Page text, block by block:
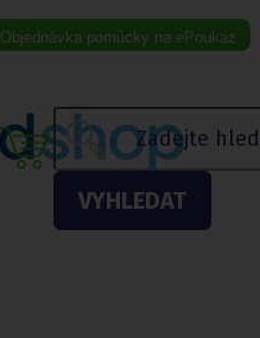
Objednávka pomůcky na ePoukaz
VYHLEDAT